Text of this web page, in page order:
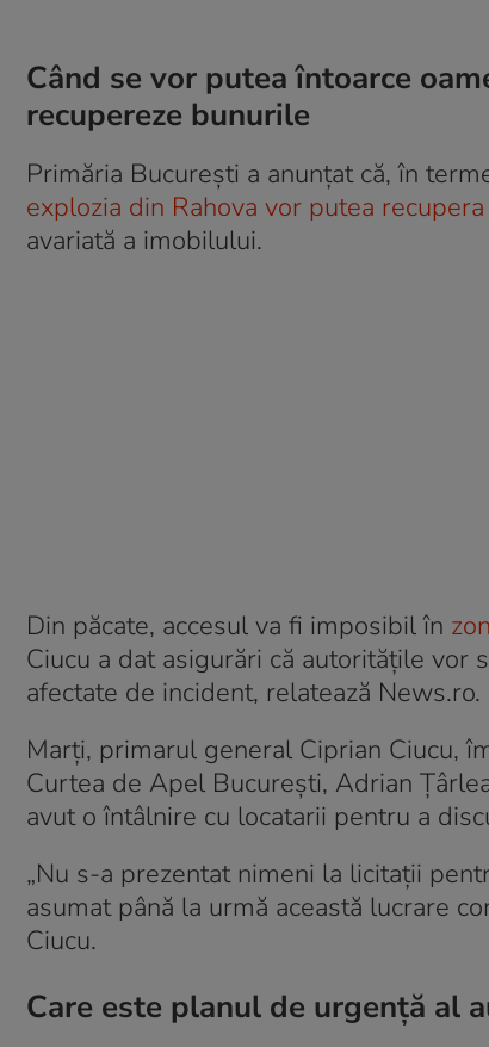
Când se vor putea întoarce
recupereze bunurile
Primăria București a anunțat că, în
explozia din Rahova vor putea
avariată a imobilului.
Din păcate, accesul va fi imposibil în
Ciucu a dat asigurări că autoritățile
afectate de incident, relatează News.ro.
Marți, primarul general Ciprian Ciucu,
Curtea de Apel București, Adrian
avut o întâlnire cu locatarii pentru a
„Nu s-a prezentat nimeni la licitații
asumat până la urmă această lucrare
Ciucu.
Care este planul de urgență al